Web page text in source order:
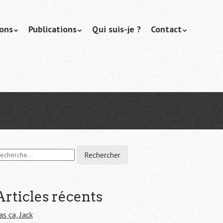
Publications Qui suis-je ? Contact
récents
ça, Jack